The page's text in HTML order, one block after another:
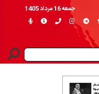
جمعه 16 مرداد 1405